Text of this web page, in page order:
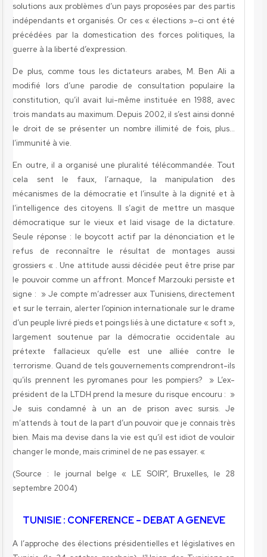
solutions aux problèmes d’un pays proposées par des partis
indépendants et organisés. Or ces « élections »-ci ont été
précédées par la domestication des forces politiques, la
guerre à la liberté d’expression.
De plus, comme tous les dictateurs arabes, M. Ben Ali a
modifié lors d’une parodie de consultation populaire la
constitution, qu’il avait lui-même instituée en 1988, avec
trois mandats au maximum. Depuis 2002, il s’est ainsi donné
le droit de se présenter un nombre illimité de fois, plus…
l’immunité à vie.
En outre, il a organisé une pluralité télécommandée. Tout
cela sent le faux, l’arnaque, la manipulation des
mécanismes de la démocratie et l’insulte à la dignité et à
l’intelligence des citoyens. Il s’agit de mettre un masque
démocratique sur le vieux et laid visage de la dictature.
Seule réponse : le boycott actif par la dénonciation et le
refus de reconnaître le résultat de montages aussi
grossiers « . Une attitude aussi décidée peut être prise par
le pouvoir comme un affront. Moncef Marzouki persiste et
signe : » Je compte m’adresser aux Tunisiens, directement
et sur le terrain, alerter l’opinion internationale sur le drame
d’un peuple livré pieds et poings liés à une dictature « soft »,
largement soutenue par la démocratie occidentale au
prétexte fallacieux qu’elle est une alliée contre le
terrorisme. Quand de tels gouvernements comprendront-ils
qu’ils prennent les pyromanes pour les pompiers? » L’ex-
président de la LTDH prend la mesure du risque encouru : »
Je suis condamné à un an de prison avec sursis. Je
m’attends à tout de la part d’un pouvoir que je connais très
bien. Mais ma devise dans la vie est qu’il est idiot de vouloir
changer le monde, mais criminel de ne pas essayer. «
(Source : le journal belge « LE SOIR”, Bruxelles, le 28
septembre 2004)
TUNISIE : CONFERENCE – DEBAT A GENEVE
A l’approche des élections présidentielles et législatives en